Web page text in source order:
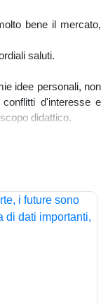
bene il mercato,
saluti.
idee personali, non
d'interesse e
didattico.